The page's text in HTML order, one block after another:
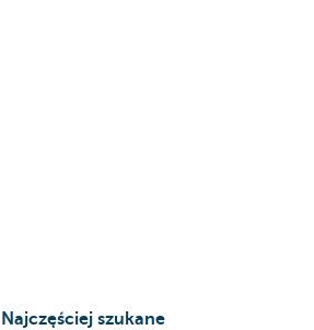
Najczęściej szukane